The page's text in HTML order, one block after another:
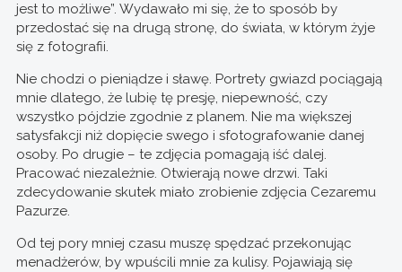
jest to możliwe”. Wydawało mi się, że to sposób by
przedostać się na drugą stronę, do świata, w którym żyje
się z fotografii.
Nie chodzi o pieniądze i sławę. Portrety gwiazd pociągają
mnie dlatego, że lubię tę presję, niepewność, czy
wszystko pójdzie zgodnie z planem. Nie ma większej
satysfakcji niż dopięcie swego i sfotografowanie danej
osoby. Po drugie – te zdjęcia pomagają iść dalej.
Pracować niezależnie. Otwierają nowe drzwi. Taki
zdecydowanie skutek miało zrobienie zdjęcia Cezaremu
Pazurze.
Od tej pory mniej czasu muszę spędzać przekonując
menadżerów, by wpuścili mnie za kulisy. Pojawiają się